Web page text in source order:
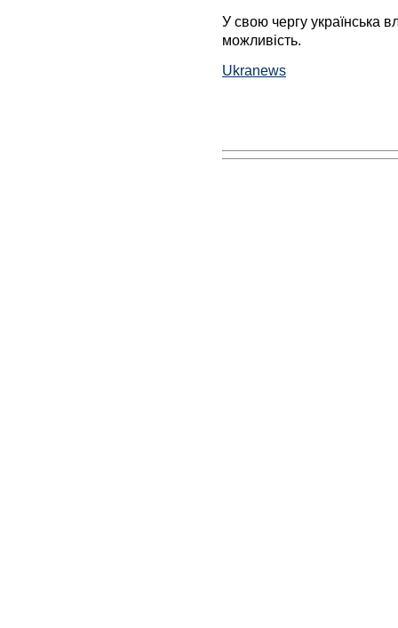
У свою чергу українська
можливість.
Ukranews